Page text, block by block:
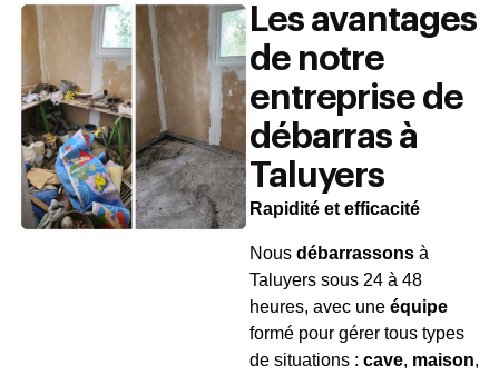
Les avantages
de notre
entreprise de
débarras à
Taluyers
Rapidité et efficacité
Nous débarrassons à
Taluyers sous 24 à 48
heures, avec une équipe
formé pour gérer tous types
de situations : cave, maison,